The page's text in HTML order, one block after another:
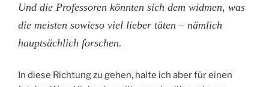
Und die Professoren könnten sich dem widmen, was
die meisten sowieso viel lieber täten – nämlich
hauptsächlich forschen.
In diese Richtung zu gehen, halte ich aber für einen